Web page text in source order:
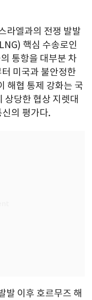
라엘과의 전쟁 발발
핵심 수송로인
통항을 대부분 차
미국과 불안정한
해협 통제 강화는 국
상당한 협상 지렛대
의 평가다.
발 이후 호르무즈 해